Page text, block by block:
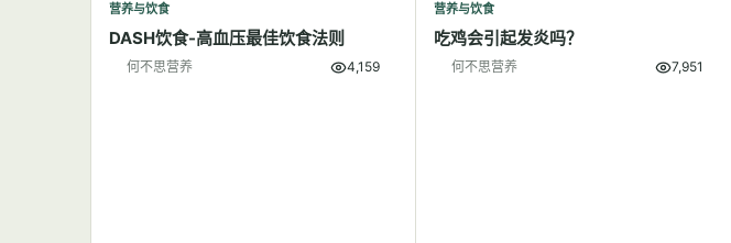
营养与饮食
DASH饮食-高血压最佳饮食法则
何不思营养 4,159
营养与饮食
吃鸡会引起发炎吗？
何不思营养 7,951